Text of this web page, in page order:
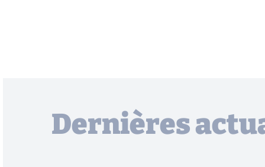
Dernières